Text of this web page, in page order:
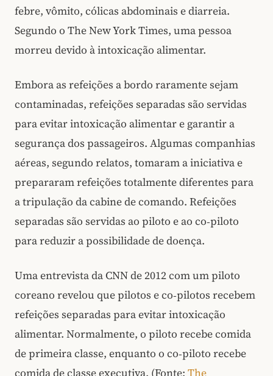
febre, vômito, cólicas abdominais e diarreia.
Segundo o The New York Times, uma pessoa
morreu devido à intoxicação alimentar.
Embora as refeições a bordo raramente sejam
contaminadas, refeições separadas são servidas
para evitar intoxicação alimentar e garantir a
segurança dos passageiros. Algumas companhias
aéreas, segundo relatos, tomaram a iniciativa e
prepararam refeições totalmente diferentes para
a tripulação da cabine de comando. Refeições
separadas são servidas ao piloto e ao co‑piloto
para reduzir a possibilidade de doença.
Uma entrevista da CNN de 2012 com um piloto
coreano revelou que pilotos e co‑pilotos recebem
refeições separadas para evitar intoxicação
alimentar. Normalmente, o piloto recebe comida
de primeira classe, enquanto o co‑piloto recebe
comida de classe executiva. (Fonte: The